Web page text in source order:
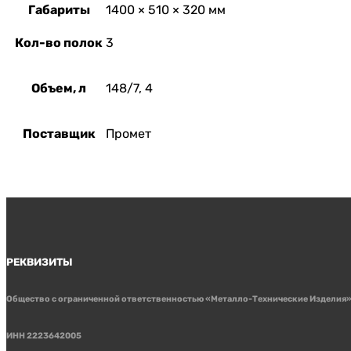
Габариты 1400 × 510 × 320 мм
Кол-во полок 3
Объем, л 148/7, 4
Поставщик Промет
РЕКВИЗИТЫ
Общество с ограниченной ответственностью «Металло-Технические Изделия»
ИНН 2223642005